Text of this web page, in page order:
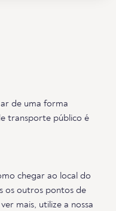
de uma forma
transporte público é
chegar ao local do
os outros pontos de
mais, utilize a nossa